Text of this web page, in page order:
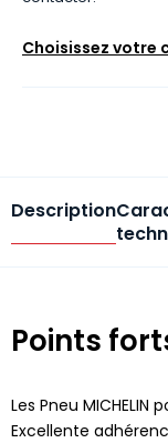
Choisissez votre
Description
Points
Les Pneu
Excellente